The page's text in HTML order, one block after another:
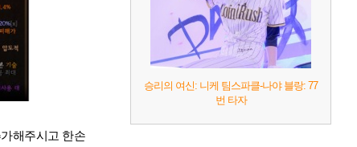
해주시고 한손
승리의 여신: 니케 팀스파클-나야 블랑: 77
번 타자